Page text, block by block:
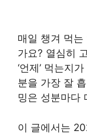
매일 챙겨 먹
가요? 열심히
‘언제’ 먹는지
분을 가장 잘
밍은 성분마다
이 글에서는